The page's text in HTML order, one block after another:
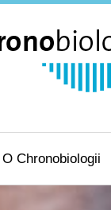
O Chronobiologii